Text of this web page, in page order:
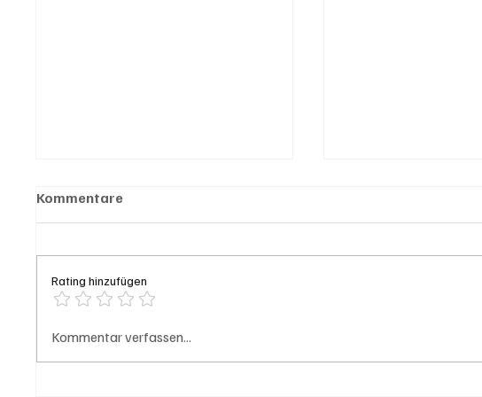
Grenchen: "Die Mitte" steht
Kommentare
Rating hinzufügen
Kommentar verfassen...